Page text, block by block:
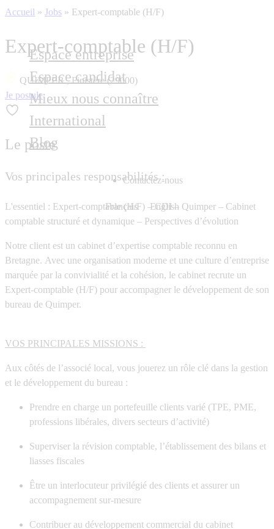
Espace entreprise
Espace candidat
Mieux nous connaître
International
Blog
Contactez-nous
Français English
Accueil » Jobs » Expert-comptable (H/F)
Expert-comptable (H/F)
QUIMPER , Finistère (29000)
Je postule
Le poste
Vos principales responsabilités :
L'essentiel : Expert-comptable (H/F) – CDI – Quimper – Cabinet
comptable structuré et dynamique – Perspectives d’évolution
Notre client est un cabinet d’expertise comptable reconnu en
Bretagne. Avec une organisation moderne et une culture d’entreprise
marquée par la convivialité et la cohésion, le cabinet recrute un
Expert-comptable (H/F) pour accompagner le développement de son
bureau de Quimper.
VOS PRINCIPALES MISSIONS :
Aux côtés de l’associé local, vous jouerez un rôle clé dans la gestion
et le développement du bureau :
Prendre en charge un portefeuille clients varié (TPE, PME,
professions libérales, divers secteurs d’activité)
Superviser la révision comptable, l’établissement des bilans et
liasses fiscales
Être un interlocuteur privilégié des clients et assurer un
accompagnement sur-mesure
Contribuer au développement commercial du cabinet